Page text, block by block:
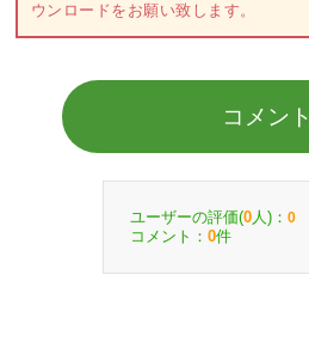
ウンロードをお願い致します。
コメント
ユーザーの評価(0 人)： 0
コメント： 0件